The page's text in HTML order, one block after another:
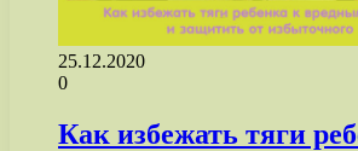
25.12.2020
0
Как избежать тяги